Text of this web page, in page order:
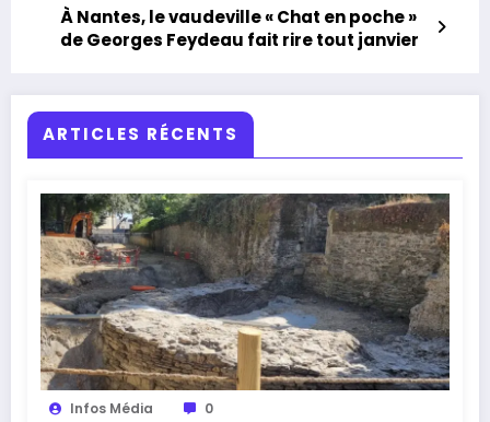
À Nantes, le vaudeville « Chat en poche »
de Georges Feydeau fait rire tout janvier
ARTICLES RÉCENTS
Infos Média 0